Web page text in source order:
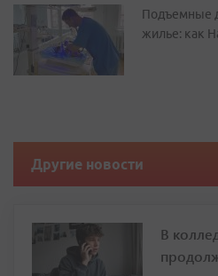
Подъемные
жилье: как
Другие новости
В